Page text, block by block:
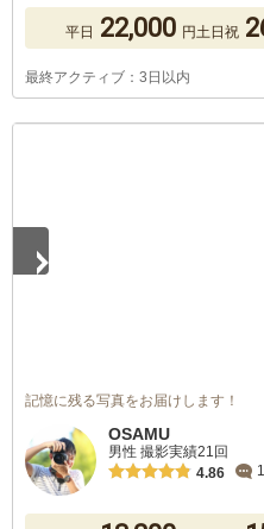
平日 22,000 円土日祝
最終アクティブ：3日以内
記憶に残る写真をお届けします！
OSAMU
男性 撮影実績21回
4.86